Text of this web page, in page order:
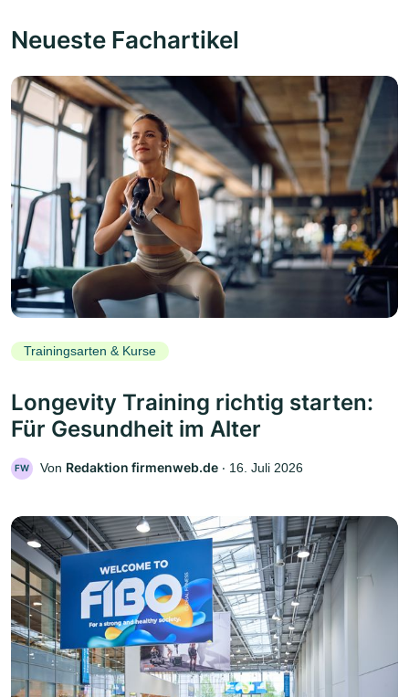
Neueste Fachartikel
Trainingsarten & Kurse
Longevity Training richtig starten:
Für Gesundheit im Alter
FW Von Redaktion firmenweb.de ‧ 16. Juli 2026